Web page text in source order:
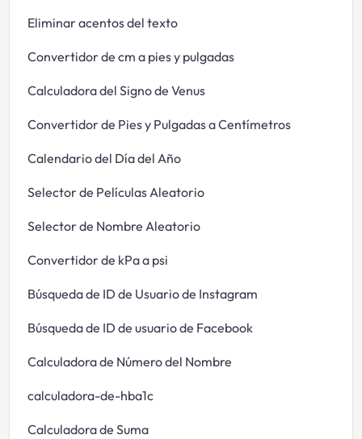
Eliminar acentos del texto
Convertidor de cm a pies y pulgadas
Calculadora del Signo de Venus
Convertidor de Pies y Pulgadas a Centímetros
Calendario del Día del Año
Selector de Películas Aleatorio
Selector de Nombre Aleatorio
Convertidor de kPa a psi
Búsqueda de ID de Usuario de Instagram
Búsqueda de ID de usuario de Facebook
Calculadora de Número del Nombre
calculadora-de-hba1c
Calculadora de Suma